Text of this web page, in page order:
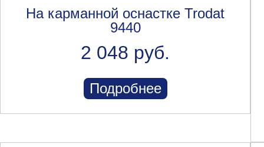
На карманной оснастке Trodat
9440
2 048 руб.
Подробнее